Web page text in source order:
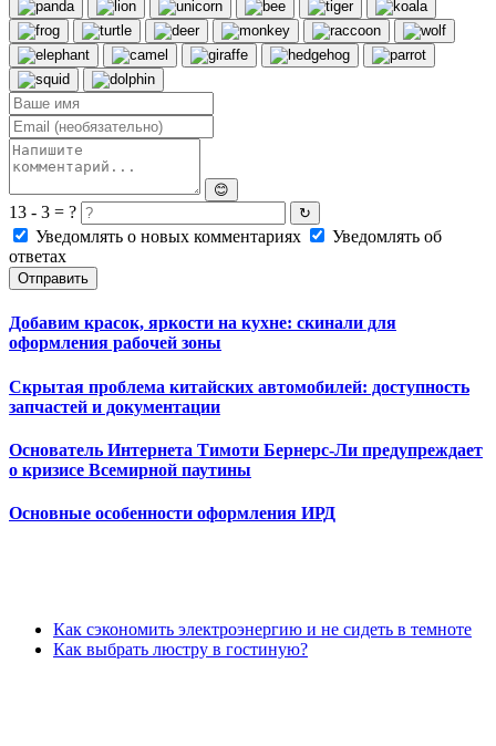
😊
13 - 3 = ? ↻
Уведомлять о новых комментариях
Уведомлять об
ответах
Отправить
Добавим красок, яркости на кухне: скинали для
оформления рабочей зоны
Скрытая проблема китайских автомобилей: доступность
запчастей и документации
Основатель Интернета Тимоти Бернерс-Ли предупреждает
о кризисе Всемирной паутины
Основные особенности оформления ИРД
Как сэкономить электроэнергию и не сидеть в темноте
Как выбрать люстру в гостиную?